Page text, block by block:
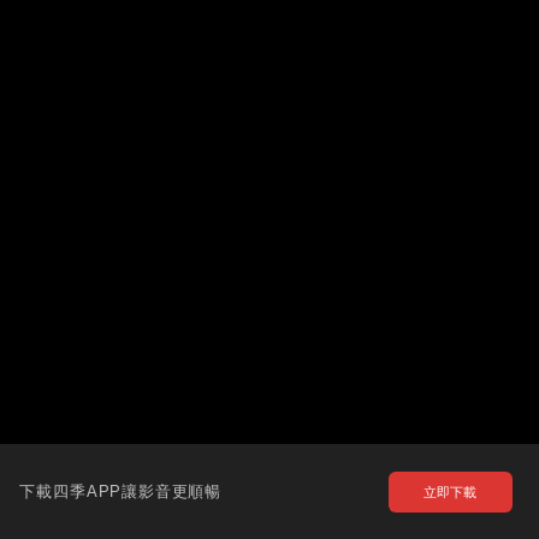
下載四季APP讓影音更順暢 立即下載